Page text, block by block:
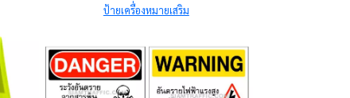
ป้ายเครื่องหมายเสริม